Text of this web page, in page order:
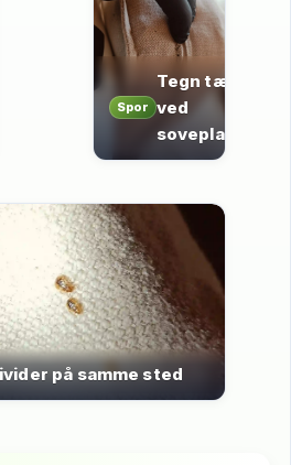
Spor
Tegn tæt
ved
soveplads
på samme sted